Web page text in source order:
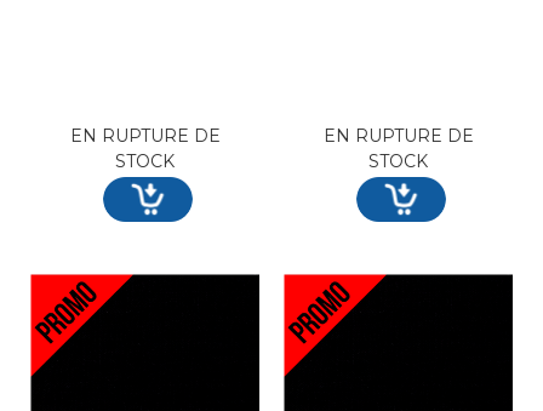
EN RUPTURE DE
STOCK
EN RUPTURE DE
STOCK